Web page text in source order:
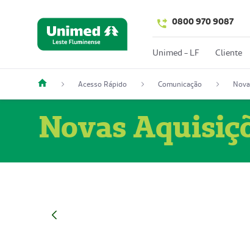
0800 970 9087
Unimed - LF Cliente
Acesso Rápido Comunicação
Novas